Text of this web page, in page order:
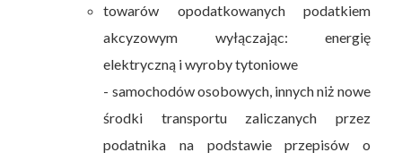
towarów opodatkowanych podatkiem
akcyzowym wyłączając: energię
elektryczną i wyroby tytoniowe
- samochodów osobowych, innych niż nowe
środki transportu zaliczanych przez
podatnika na podstawie przepisów o